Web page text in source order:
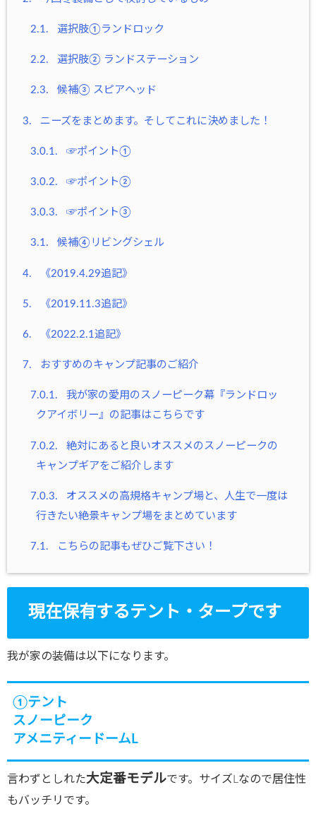
2.1. 選択肢①ランドロック
2.2. 選択肢② ランドステーション
2.3. 候補③ スピアヘッド
3. ニーズをまとめます。そしてこれに決めました！
3.0.1. ☞ポイント①
3.0.2. ☞ポイント②
3.0.3. ☞ポイント③
3.1. 候補④リビングシェル
4. 《2019.4.29追記》
5. 《2019.11.3追記》
6. 《2022.2.1追記》
7. おすすめのキャンプ記事のご紹介
7.0.1.
我が家の愛用のスノーピーク幕『ランドロッ
クアイボリー』の記事はこちらです
7.0.2.
絶対にあると良いオススメのスノーピークの
キャンプギアをご紹介します
7.0.3.
オススメの高規格キャンプ場と、人生で一度は
行きたい絶景キャンプ場をまとめています
7.1. こちらの記事もぜひご覧下さい！
現在保有するテント・タープです
我が家の装備は以下になります。
①テント
スノーピーク
アメニティードームL
言わずとしれた大定番モデルです。サイズLなので居住性
もバッチリです。